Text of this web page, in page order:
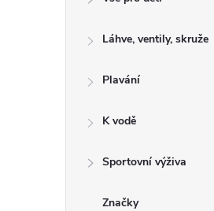
Láhve, ventily, skruže
Plavání
K vodě
Sportovní výživa
Značky